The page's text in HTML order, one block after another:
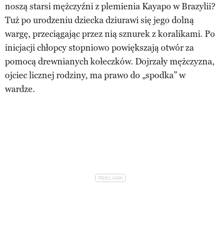
noszą starsi mężczyźni z plemienia Kayapo w Brazylii?
Tuż po urodzeniu dziecka dziurawi się jego dolną
wargę, przeciągając przez nią sznurek z koralikami. Po
inicjacji chłopcy stopniowo powiększają otwór za
pomocą drewnianych kołeczków. Dojrzały mężczyzna,
ojciec licznej rodziny, ma prawo do „spodka” w
wardze.